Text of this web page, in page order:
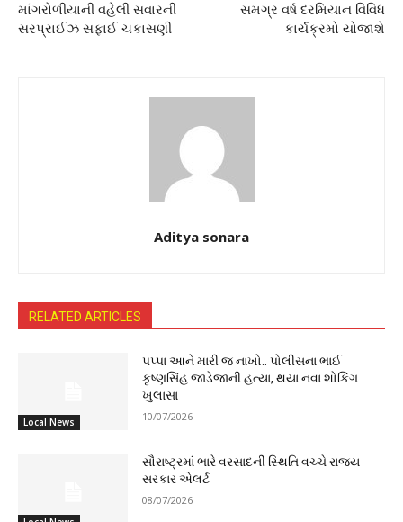
માંગરોળીયાની વહેલી સવારની
સરપ્રાઈઝ સફાઈ ચકાસણી
સમગ્ર વર્ષ દરમિયાન વિવિધ
કાર્યક્રમો યોજાશે
Aditya sonara
RELATED ARTICLES
Local News
પપ્પા આને મારી જ નાખો.. પોલીસના ભાઈ
કૃષ્ણસિંહ જાડેજાની હત્યા, થયા નવા શોકિંગ
ખુલાસા
10/07/2026
સૌરાષ્ટ્રમાં ભારે વરસાદની સ્થિતિ વચ્ચે રાજ્ય
સરકાર એલર્ટ
08/07/2026